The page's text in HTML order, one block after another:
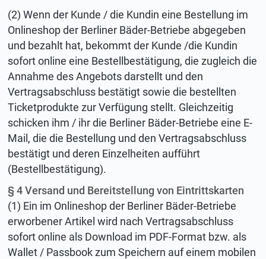
(2) Wenn der Kunde / die Kundin eine Bestellung im
Onlineshop der Berliner Bäder-Betriebe abgegeben
und bezahlt hat, bekommt der Kunde /die Kundin
sofort online eine Bestellbestätigung, die zugleich die
Annahme des Angebots darstellt und den
Vertragsabschluss bestätigt sowie die bestellten
Ticketprodukte zur Verfügung stellt. Gleichzeitig
schicken ihm / ihr die Berliner Bäder-Betriebe eine E-
Mail, die die Bestellung und den Vertragsabschluss
bestätigt und deren Einzelheiten aufführt
(Bestellbestätigung).
§ 4 Versand und Bereitstellung von Eintrittskarten
(1) Ein im Onlineshop der Berliner Bäder-Betriebe
erworbener Artikel wird nach Vertragsabschluss
sofort online als Download im PDF-Format bzw. als
Wallet / Passbook zum Speichern auf einem mobilen